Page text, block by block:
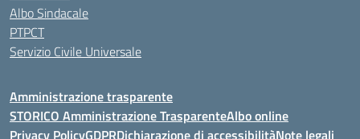
Albo Sindacale
PTPCT
Servizio Civile Universale
Amministrazione trasparente
STORICO Amministrazione TrasparenteAlbo online
Privacy PolicyGDPRDichiarazione di accessibilitàNote legali